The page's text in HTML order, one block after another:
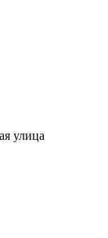
улица